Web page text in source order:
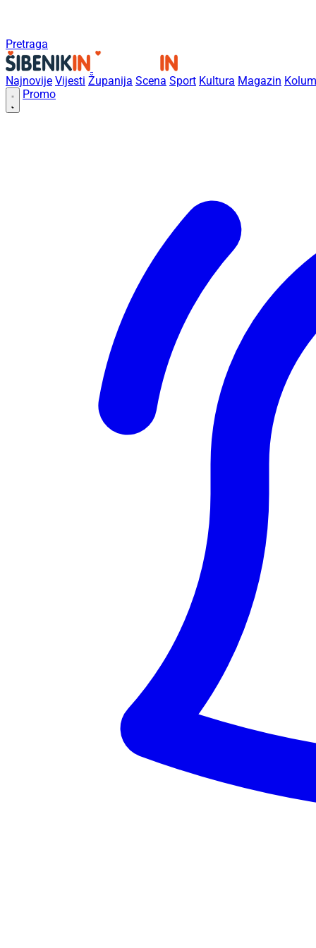
Pretraga
Najnovije Vijesti Županija Scena Sport Kultura Magazin
Promo